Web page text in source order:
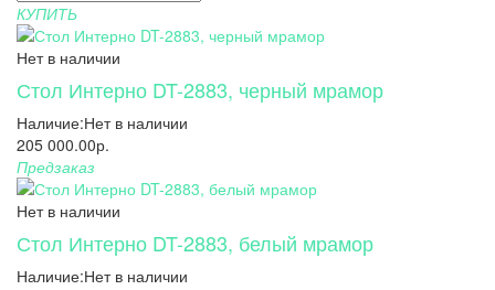
КУПИТЬ
Нет в наличии
Стол Интерно DT-2883, черный мрамор
Наличие:Нет в наличии
205 000.00р.
Предзаказ
Нет в наличии
Стол Интерно DT-2883, белый мрамор
Наличие:Нет в наличии